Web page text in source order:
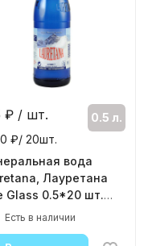
₽ / шт.
0.5 л.
₽/ 20шт.
вода
Лауретана
Glass 0.5*20 шт.
Без газа
Есть в наличии